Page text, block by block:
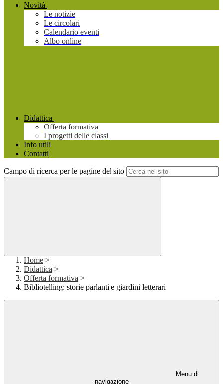
Novità
Le notizie
Le circolari
Calendario eventi
Albo online
Didattica
Offerta formativa
I progetti delle classi
Info utili
Contatti
Campo di ricerca per le pagine del sito
Home >
Didattica >
Offerta formativa >
Bibliotelling: storie parlanti e giardini letterari
Menu di
navigazione